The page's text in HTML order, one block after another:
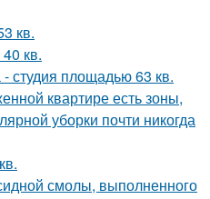
кв.
кв.
студия площадью 63 кв.
квартире есть зоны,
уборки почти никогда
смолы, выполненного